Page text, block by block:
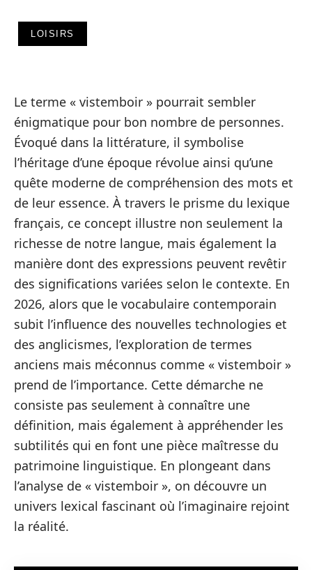
LOISIRS
Le terme « vistemboir » pourrait sembler
énigmatique pour bon nombre de personnes.
Évoqué dans la littérature, il symbolise
l’héritage d’une époque révolue ainsi qu’une
quête moderne de compréhension des mots et
de leur essence. À travers le prisme du lexique
français, ce concept illustre non seulement la
richesse de notre langue, mais également la
manière dont des expressions peuvent revêtir
des significations variées selon le contexte. En
2026, alors que le vocabulaire contemporain
subit l’influence des nouvelles technologies et
des anglicismes, l’exploration de termes
anciens mais méconnus comme « vistemboir »
prend de l’importance. Cette démarche ne
consiste pas seulement à connaître une
définition, mais également à appréhender les
subtilités qui en font une pièce maîtresse du
patrimoine linguistique. En plongeant dans
l’analyse de « vistemboir », on découvre un
univers lexical fascinant où l’imaginaire rejoint
la réalité.